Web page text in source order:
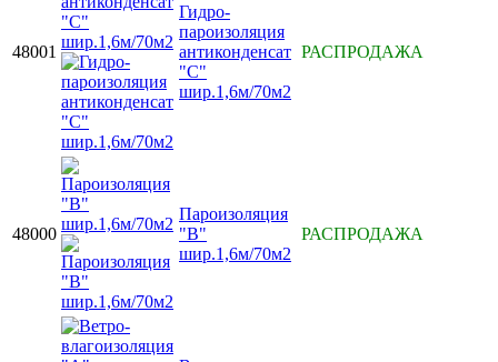
48001
Гидро-
пароизоляция
антиконденсат
"С"
шир.1,6м/70м2
РАСПРОДАЖА
48000
Пароизоляция
"В"
шир.1,6м/70м2
РАСПРОДАЖА